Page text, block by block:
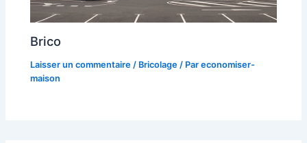
Brico
Laisser un commentaire / Bricolage / Pareconomiser-
maison